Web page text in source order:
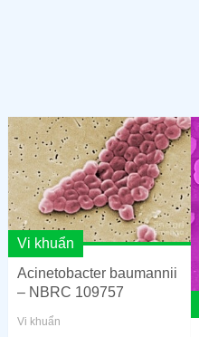
Vi khuẩn
Acinetobacter baumannii
– NBRC 109757
Vi khuẩn